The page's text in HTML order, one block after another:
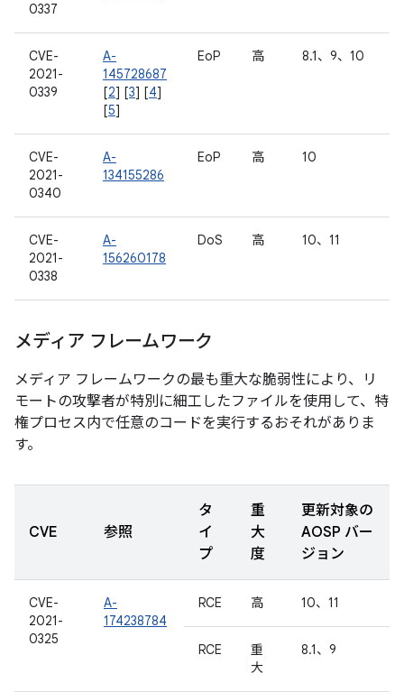
0337
CVE-
2021-
0339
A-
145728687
[2] [3] [4]
[5]
EoP 高 8.1、9、10
CVE-
2021-
0340
A-
134155286
EoP 高 10
CVE-
2021-
0338
A-
156260178
DoS 高 10、11
メディア フレームワーク
メディア フレームワークの最も重大な脆弱性により、リ
モートの攻撃者が特別に細工したファイルを使用して、特
権プロセス内で任意のコードを実行するおそれがありま
す。
CVE 参照
タ
イ
プ
重
大
度
更新対象の
AOSP バー
ジョン
CVE-
2021-
0325
A-
174238784
RCE 高 10、11
RCE
重
大
8.1、9